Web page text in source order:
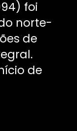
foi
norte-
de
de